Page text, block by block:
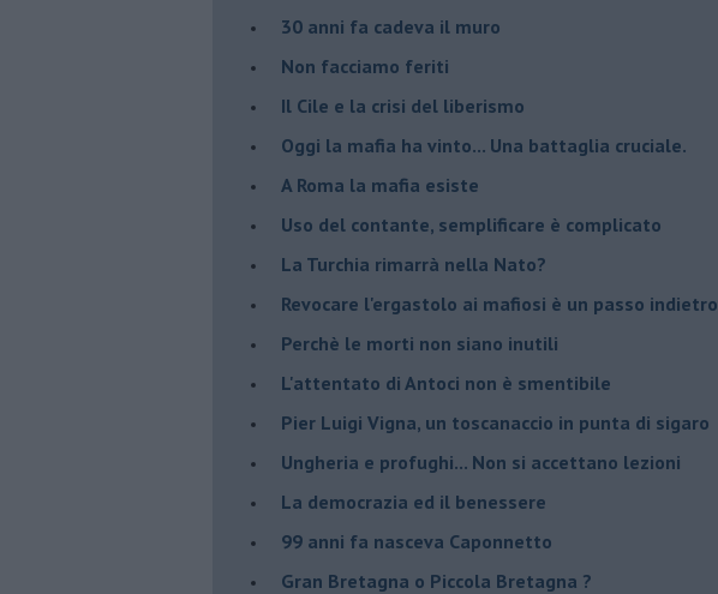
30 anni fa cadeva il muro
Non facciamo feriti
Il Cile e la crisi del liberismo
Oggi la mafia ha vinto... Una battaglia cruciale.
A Roma la mafia esiste
Uso del contante, semplificare è complicato
La Turchia rimarrà nella Nato?
Revocare l'ergastolo ai mafiosi è un passo indietro
Perchè le morti non siano inutili
L'attentato di Antoci non è smentibile
Pier Luigi Vigna, un toscanaccio in punta di sigaro
Ungheria e profughi... Non si accettano lezioni
La democrazia ed il benessere
99 anni fa nasceva Caponnetto
Gran Bretagna o Piccola Bretagna ?